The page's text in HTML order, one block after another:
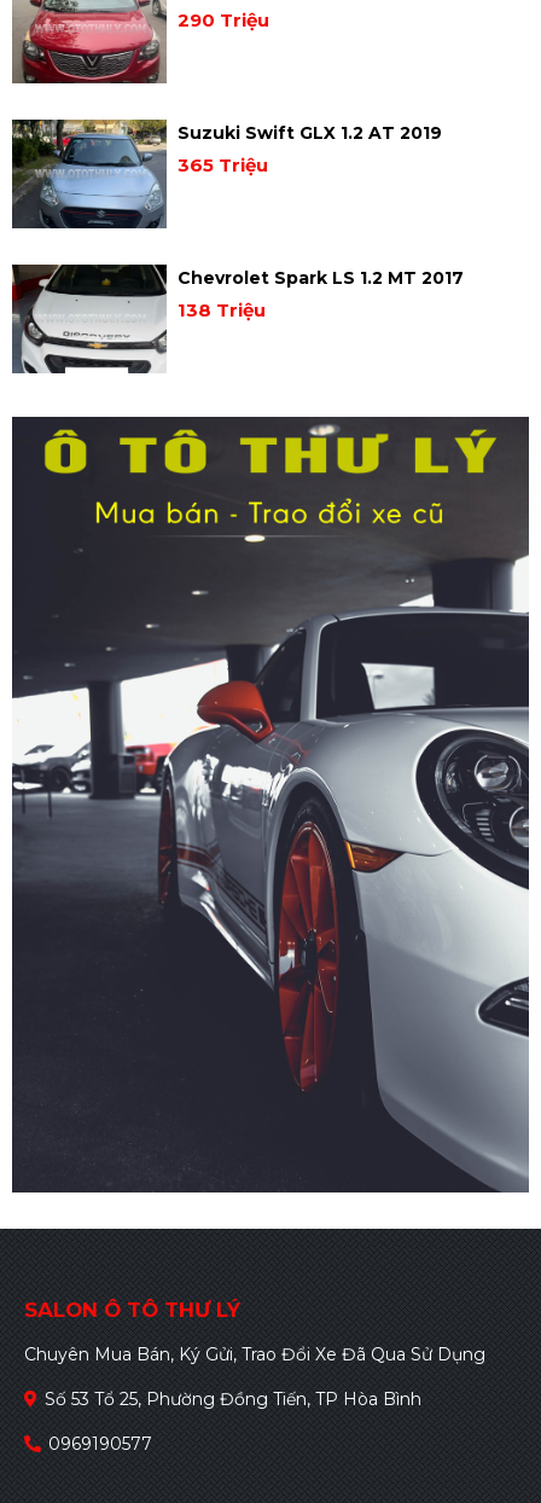
290 Triệu
Suzuki Swift GLX 1.2 AT 2019
365 Triệu
Chevrolet Spark LS 1.2 MT 2017
138 Triệu
SALON Ô TÔ THƯ LÝ
Chuyên Mua Bán, Ký Gửi, Trao Đổi Xe Đã Qua Sử Dụng
Số 53 Tổ 25, Phường Đồng Tiến, TP Hòa Bình
0969190577